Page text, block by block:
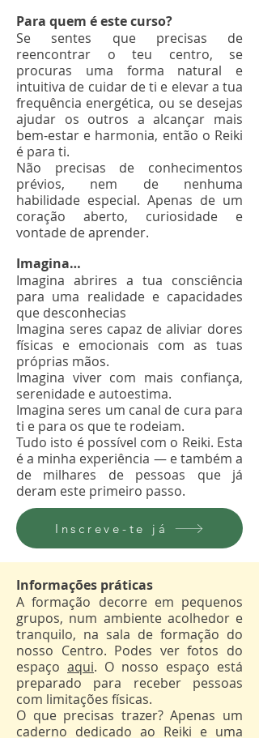
Para quem é este curso?
Se sentes que precisas de
reencontrar o teu centro, se
procuras uma forma natural e
intuitiva de cuidar de ti e elevar a tua
frequência energética, ou se desejas
ajudar os outros a alcançar mais
bem-estar e harmonia, então o Reiki
é para ti.
Não precisas de conhecimentos
prévios, nem de nenhuma
habilidade especial. Apenas de um
coração aberto, curiosidade e
vontade de aprender.
Imagina…
Imagina abrires a tua consciência
para uma realidade e capacidades
que desconhecias
Imagina seres capaz de aliviar dores
físicas e emocionais com as tuas
próprias mãos.
Imagina viver com mais confiança,
serenidade e autoestima.
Imagina seres um canal de cura para
ti e para os que te rodeiam.
Tudo isto é possível com o Reiki. Esta
é a minha experiência — e também a
de milhares de pessoas que já
deram este primeiro passo.
Inscreve-te já
Informações práticas
A formação decorre em pequenos
grupos, num ambiente acolhedor e
tranquilo, na sala de formação do
nosso Centro. Podes ver fotos do
espaço aqui. O nosso espaço está
preparado para receber pessoas
com limitações físicas.
O que precisas trazer? Apenas um
caderno dedicado ao Reiki e uma